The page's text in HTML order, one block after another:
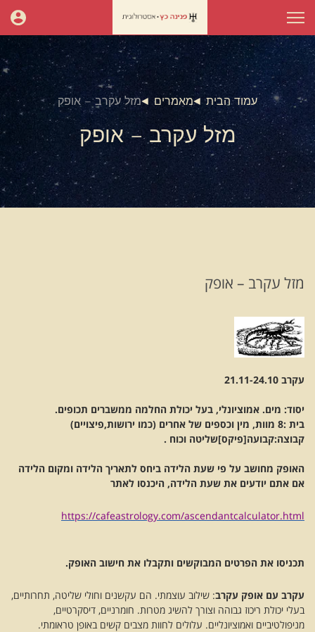
עמוד הבית מאמרים מזל עקרב – אופק
מזל עקרב – אופק
מזל עקרב – אופק
עקרב 21.11-24.10
יסוד: מים. אמוציונלי, בעל יכולת החלמה ממשברים תכופים.
בית :8 מוות, מין וכספים של אחרים (כמו ירושות,פיצויים)
קבוצה:קבועה[פיקס]שליטה וכוח .
האופק מחושב על פי שעת הלידה ביחס לתאריך הלידה ומקום הלידה
אם אתם יודעים את שעת הלידה, היכנסו לאתר
https://cafeastrology.com/ascendantcalculator.html
תכניסו את הפרטים המבוקשים ותקבלו את חישוב האופק.
עקרב עם אופק עקרב: שילוב עוצמתי. הם עקשנים וחולי שליטה, תחרותיים,
בעלי יכולת ריכוז גבוהה וצורך להשיג מטרות. חומרניים, דיסקרטיים,
מניפולטיביים ואמוציונליים. עלולים לחוות מצבים קשים באופן טראומתי.